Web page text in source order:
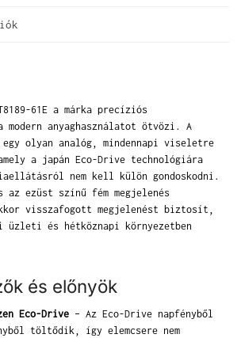
61E a márka precíziós
modern anyaghasználatot ötvözi. A
egy olyan analóg, mindennapi viseletre
a japán Eco-Drive technológiára
nem kell külön gondoskodni.
az ezüst színű fém megjelenés
visszafogott megjelenést biztosít,
és hétköznapi környezetben
és előnyök
Eco-Drive – Az Eco-Drive napfényből
töltődik, így elemcsere nem